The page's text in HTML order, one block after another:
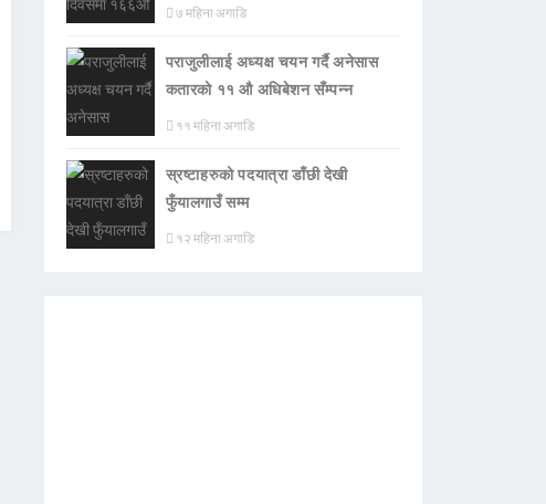
७ महिना अगाडि
पराजुलीलाई अध्यक्ष चयन गर्दै अनेसास
कतारको ११ औ अधिबेशन सँम्पन्न
११ महिना अगाडि
स्रष्टाहरुको पदयात्रा डाँछी देखी
फुँयालगाउँ सम्म
१२ महिना अगाडि